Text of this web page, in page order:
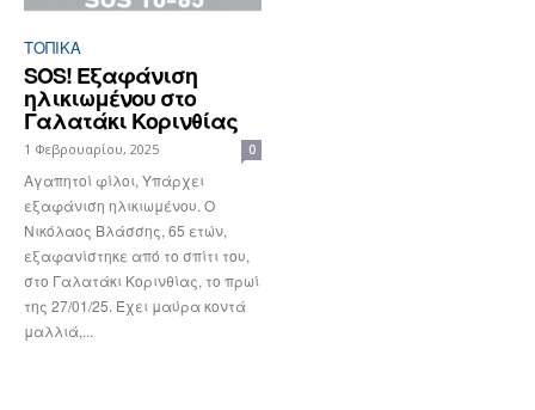
ΤΟΠΙΚΑ
SOS! Εξαφάνιση
ηλικιωμένου στο
Γαλατάκι Κορινθίας
1 Φεβρουαρίου, 2025 0
Αγαπητοί φίλοι, Υπάρχει
εξαφάνιση ηλικιωμένου. Ο
Νικόλαος Βλάσσης, 65 ετών,
εξαφανίστηκε από το σπίτι του,
στο Γαλατάκι Κορινθίας, το πρωί
της 27/01/25. Έχει μαύρα κοντά
μαλλιά,...